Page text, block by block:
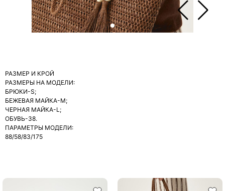
РАЗМЕР И КРОЙ
РАЗМЕРЫ НА МОДЕЛИ:
БРЮКИ-S;
БЕЖЕВАЯ МАЙКА-М;
ЧЕРНАЯ МАЙКА-L;
ОБУВЬ-38.
ПАРАМЕТРЫ МОДЕЛИ:
88/58/83/175